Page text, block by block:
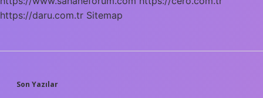
https://daru.com.tr Sitemap
SIDEBAR
Son Yazılar